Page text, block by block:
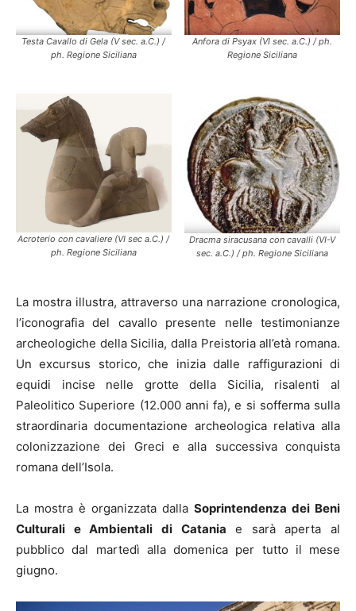
Testa Cavallo di Gela (V sec. a.C.) /
ph. Regione Siciliana
Anfora di Psyax (VI sec. a.C.) / ph.
Regione Siciliana
Acroterio con cavaliere (VI sec a.C.) /
ph. Regione Siciliana
Dracma siracusana con cavalli (VI-V
sec. a.C.) / ph. Regione Siciliana
La mostra illustra, attraverso una narrazione cronologica,
l’iconografia del cavallo presente nelle testimonianze
archeologiche della Sicilia, dalla Preistoria all’età romana.
Un excursus storico, che inizia dalle raffigurazioni di
equidi incise nelle grotte della Sicilia, risalenti al
Paleolitico Superiore (12.000 anni fa), e si sofferma sulla
straordinaria documentazione archeologica relativa alla
colonizzazione dei Greci e alla successiva conquista
romana dell’Isola.
La mostra è organizzata dalla Soprintendenza dei Beni
Culturali e Ambientali di Catania e sarà aperta al
pubblico dal martedì alla domenica per tutto il mese
giugno.